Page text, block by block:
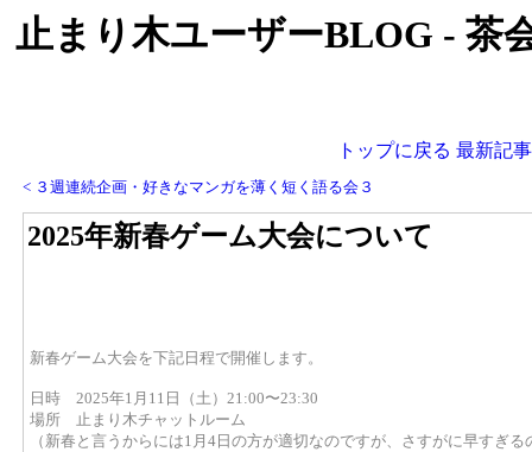
止まり木ユーザーBLOG - 茶
トップに戻る 最新記
< ３週連続企画・好きなマンガを薄く短く語る会３
2025年新春ゲーム大会について
新春ゲーム大会を下記日程で開催します。
日時 2025年1月11日（土）21:00〜23:30
場所 止まり木チャットルーム
（新春と言うからには1月4日の方が適切なのですが、さすがに早すぎる